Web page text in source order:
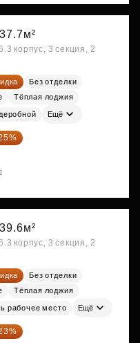
37.7м²
корпус, 3 секция, 2
Без отделки
Тёплая лоджия
Ещё
39.6м²
корпус, 3 секция, 2
Без отделки
Тёплая лоджия
рабочее место Ещё